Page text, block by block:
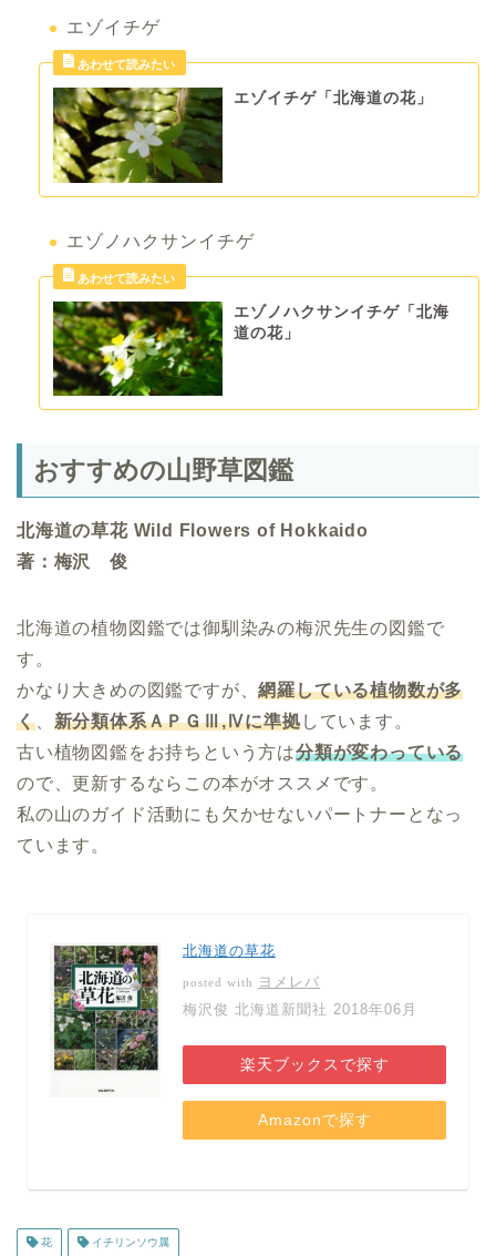
エゾイチゲ
エゾイチゲ「北海道の花」
エゾノハクサンイチゲ
エゾノハクサンイチゲ「北海
道の花」
おすすめの山野草図鑑
北海道の草花 Wild Flowers of Hokkaido
著：梅沢 俊
北海道の植物図鑑では御馴染みの梅沢先生の図鑑で
す。
かなり大きめの図鑑ですが、網羅している植物数が多
く、 新分類体系ＡＰＧⅢ,Ⅳに準拠しています。
古い植物図鑑をお持ちという方は分類が変わっている
ので、更新するならこの本がオススメです。
私の山のガイド活動にも欠かせないパートナーとなっ
ています。
北海道の草花
posted with
ヨメレバ
梅沢俊 北海道新聞社 2018年06月
楽天ブックスで探す
Amazonで探す
花 イチリンソウ属